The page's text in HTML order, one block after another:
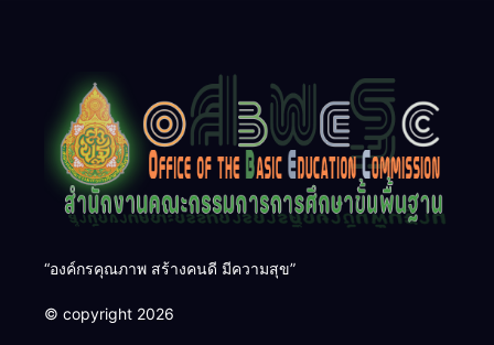
“องค์กรคุณภาพ สร้างคนดี มีความสุข”
© copyright 2026